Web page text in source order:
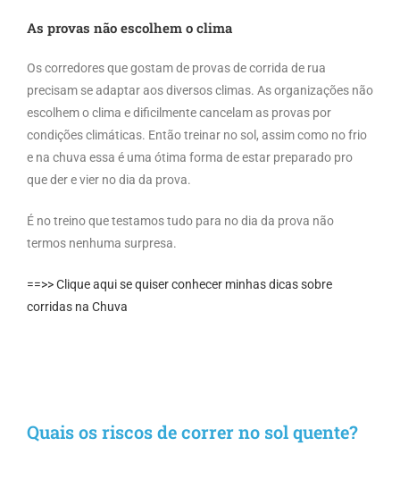
As provas não escolhem o clima
Os corredores que gostam de provas de corrida de rua
precisam se adaptar aos diversos climas. As organizações não
escolhem o clima e dificilmente cancelam as provas por
condições climáticas. Então treinar no sol, assim como no frio
e na chuva essa é uma ótima forma de estar preparado pro
que der e vier no dia da prova.
É no treino que testamos tudo para no dia da prova não
termos nenhuma surpresa.
==>> Clique aqui se quiser conhecer minhas dicas sobre
corridas na Chuva
Quais os riscos de correr no sol quente?